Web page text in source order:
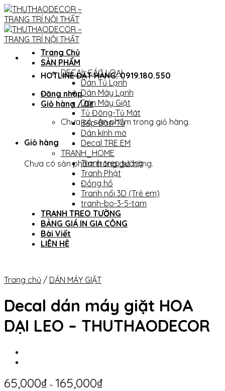
Skip
to
content
HOTLINE ĐẶT HÀNG: 0919.180.550
Đăng nhập
Giỏ hàng /0₫
Chưa có sản phẩm trong giỏ hàng.
Giỏ hàng
Chưa có sản phẩm trong giỏ hàng.
Trang Chủ
SẢN PHẨM
DECAL CÁC LOẠI
Dán Tủ Lạnh
Dán Máy Lạnh
Dán Máy Giặt
Tủ Đông-Tủ Mát
Bếp-Bàn-Tủ
Dán kính mờ
Decal TRE EM
TRANH_HOME
Tranh treo tường
Tranh Phật
Đồng hồ
Tranh nổi 3D (Trẻ em)
tranh-bo-3-5-tam
TRANH TREO TƯỜNG
BẢNG GIÁ IN GIA CÔNG
Bài Viết
LIÊN HỆ
Trang chủ / DÁN MÁY GIẶT
Decal dán máy giặt HOA
DẠI LEO – THUTHAODECOR
65,000₫ – 165,000₫